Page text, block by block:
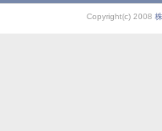
Copyright(c) 2008